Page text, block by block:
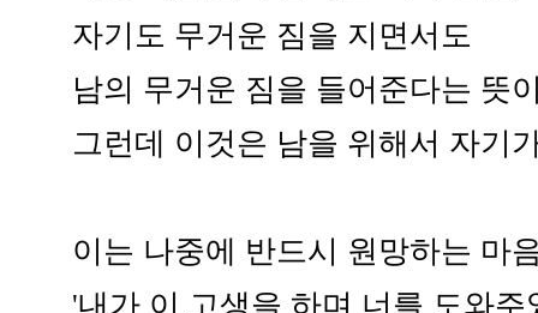
자기도 무거운 짐을 지면서도
남의 무거운 짐을 들어준다는 뜻
그런데 이것은 남을 위해서 자기
이는 나중에 반드시 원망하는 마
'내가 이 고생을 하며 너를 도와